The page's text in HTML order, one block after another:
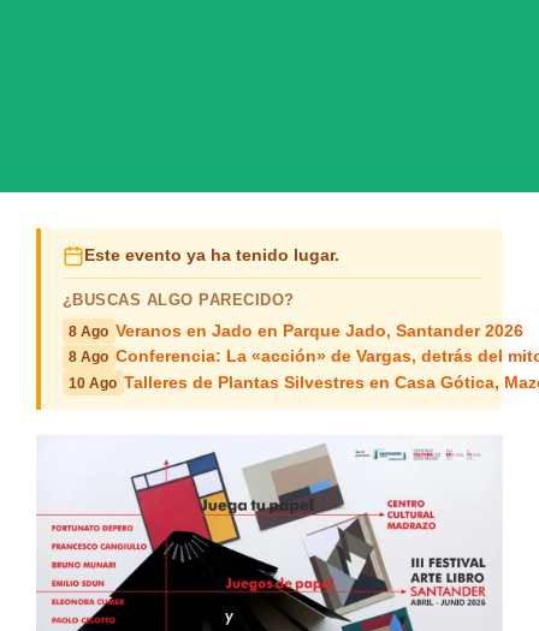
Este evento ya ha tenido lugar.
¿BUSCAS ALGO PARECIDO?
8 Ago Veranos en Jado en Parque Jado, Santander 2026
8 Ago Conferencia: La «acción» de Vargas, detrás del
10 Ago Talleres de Plantas Silvestres en Casa Gótica,